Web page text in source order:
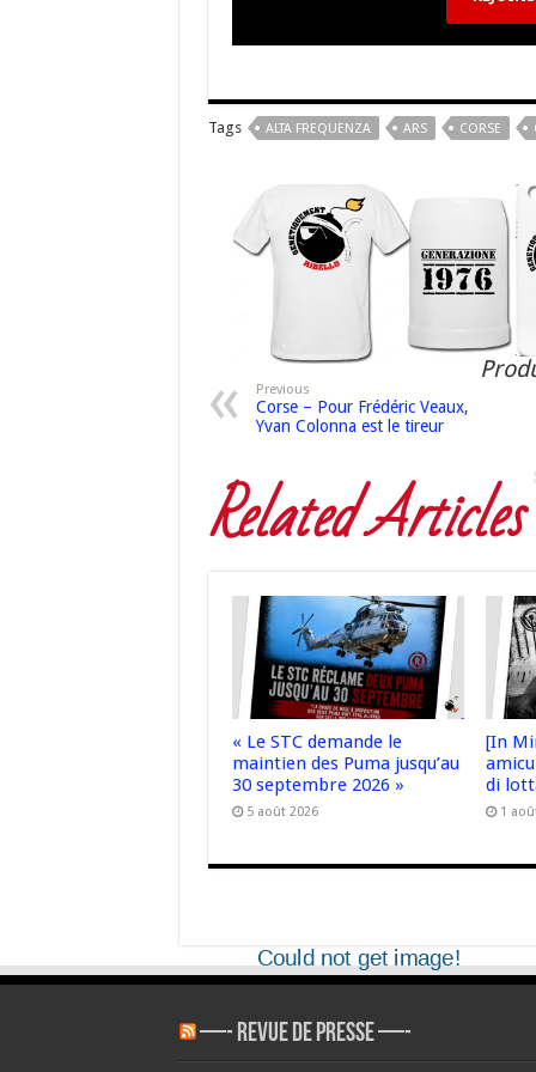
Tags ALTA FREQUENZA ARS CORSE
Previous
Corse – Pour Frédéric Veaux,
Yvan Colonna est le tireur
Related Articles
« Le STC demande le
maintien des Puma jusqu’au
30 septembre 2026 »
5 août 2026
[In
di
1
—- REVUE DE PRESSE —-